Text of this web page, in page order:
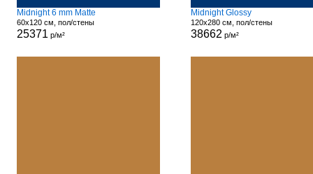
Midnight 6 mm Matte
60x120 см, пол/стены
25371 р/м²
Midnight Glossy
120x280 см, пол/стены
38662 р/м²